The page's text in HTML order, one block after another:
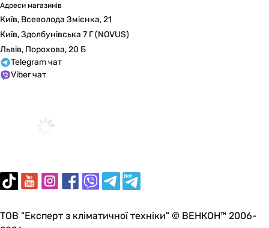
Адреси магазинів
Київ, Всеволода Змієнка, 21
Київ, Здолбунівська 7 Г (NOVUS)
Львів, Порохова, 20 Б
Telegram чат
Viber чат
ТОВ "Експерт з кліматичної техніки" © ВЕНКОН™ 2006-